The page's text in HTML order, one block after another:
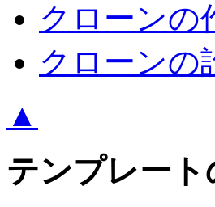
クローンの
クローンの
▲
テンプレート